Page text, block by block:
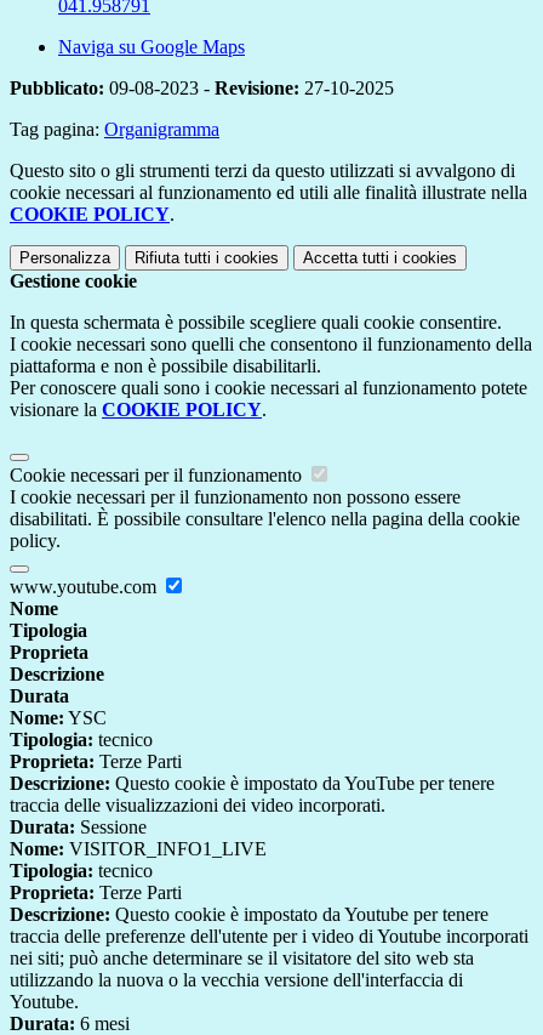
041.958791
Naviga su Google Maps
Pubblicato: 09-08-2023 - Revisione: 27-10-2025
Tag pagina: Organigramma
Questo sito o gli strumenti terzi da questo utilizzati si avvalgono di
cookie necessari al funzionamento ed utili alle finalità illustrate nella
COOKIE POLICY.
Personalizza Rifiuta tutti i cookies Accetta tutti i cookies
Gestione cookie
In questa schermata è possibile scegliere quali cookie consentire.
I cookie necessari sono quelli che consentono il funzionamento della
piattaforma e non è possibile disabilitarli.
Per conoscere quali sono i cookie necessari al funzionamento potete
visionare la COOKIE POLICY.
Cookie necessari per il funzionamento
I cookie necessari per il funzionamento non possono essere
disabilitati. È possibile consultare l'elenco nella pagina della cookie
policy.
www.youtube.com
Nome
Tipologia
Proprieta
Descrizione
Durata
Nome: YSC
Tipologia: tecnico
Proprieta: Terze Parti
Descrizione: Questo cookie è impostato da YouTube per tenere
traccia delle visualizzazioni dei video incorporati.
Durata: Sessione
Nome: VISITOR_INFO1_LIVE
Tipologia: tecnico
Proprieta: Terze Parti
Descrizione: Questo cookie è impostato da Youtube per tenere
traccia delle preferenze dell'utente per i video di Youtube incorporati
nei siti; può anche determinare se il visitatore del sito web sta
utilizzando la nuova o la vecchia versione dell'interfaccia di
Youtube.
Durata: 6 mesi